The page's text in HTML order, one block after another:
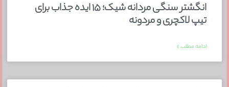
انگشتر سنگی مردانه شیک؛ ۱۵ ایده جذاب برای
تیپ لاکچری و مردونه
ادامه مطلب »